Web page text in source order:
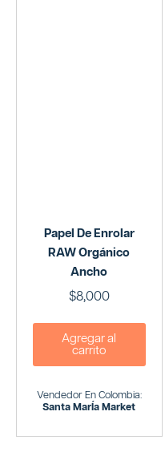
Papel De Enrolar
RAW Orgánico
Ancho
$8,000
Agregar al
carrito
Vendedor En Colombia:
Santa MarÍa Market